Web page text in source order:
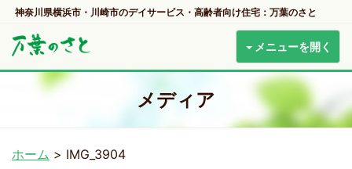
神奈川県横浜市・川崎市のデイサービス・高齢者向け住宅：万葉のさと
メニューを開く
メディア
ホーム > IMG_3904